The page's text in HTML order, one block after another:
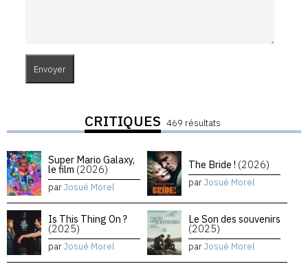
CRITIQUES 469 résultats
Super Mario Galaxy,
le film (2026)
parJosué Morel
The Bride ! (2026)
parJosué Morel
Is This Thing On ?
(2025)
parJosué Morel
Le Son des souvenirs
(2025)
parJosué Morel